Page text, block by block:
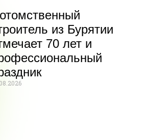
из Бурятии
70 лет и